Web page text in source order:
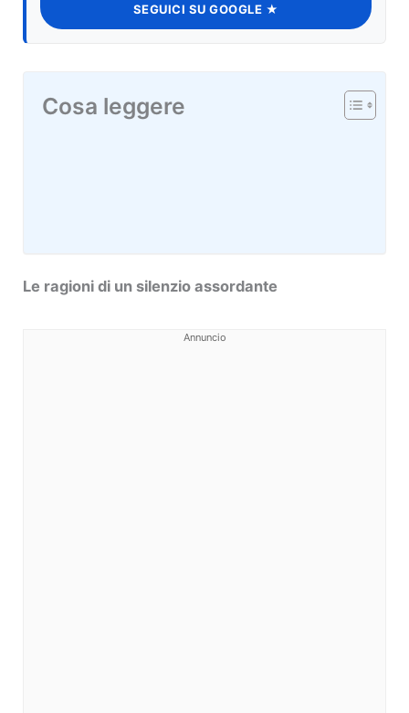
SEGUICI SU GOOGLE ★
Cosa leggere
Le ragioni di un silenzio assordante
Annuncio